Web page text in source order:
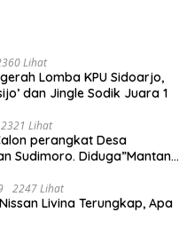
Lihat
Lomba KPU Sidoarjo,
dan Jingle Sodik Juara 1
2321 Lihat
Sudimoro. Diduga”Mantan
2247 Lihat
Livina Terungkap, Apa